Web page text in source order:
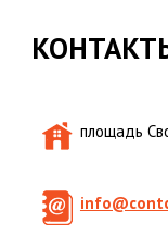
площадь